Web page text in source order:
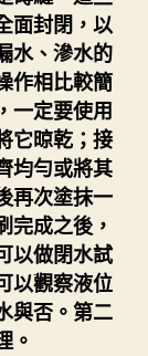
面封閉，以
水、滲水的
作相比較簡
一定要使用
它晾乾；接
均勻或將其
再次塗抹一
完成之後，
以做閉水試
以觀察液位
與否。第二
。